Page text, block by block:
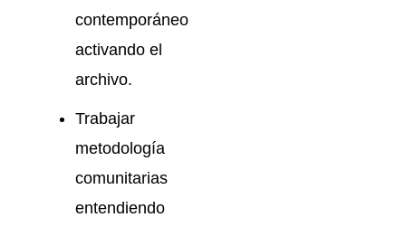
contemporáneo
activando el
archivo.
Trabajar
metodología
comunitarias
entendiendo